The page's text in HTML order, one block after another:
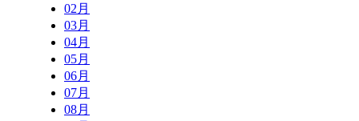
02月
03月
04月
05月
06月
07月
08月